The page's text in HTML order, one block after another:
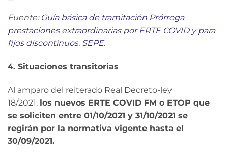
Fuente: Guía básica de tramitación Prórroga
prestaciones extraordinarias por ERTE COVID y para
fijos discontinuos. SEPE.
4. Situaciones transitorias
Al amparo del reiterado Real Decreto-ley
18/2021, los nuevos ERTE COVID FM o ETOP que
se soliciten entre 01/10/2021 y 31/10/2021 se
regirán por la normativa vigente hasta el
30/09/2021.